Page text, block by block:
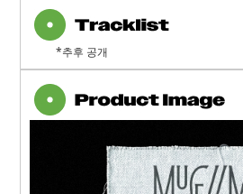
*추후 공개